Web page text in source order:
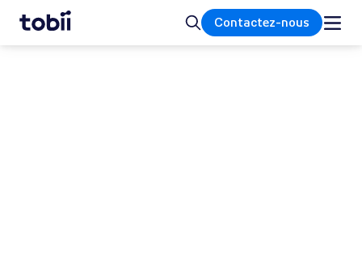
Accueil Rechercher
Contactez-nous